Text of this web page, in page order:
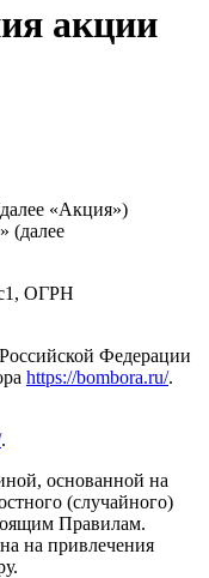
акции
«Акция»)
(далее
ОГРН
Федерации
https://bombora.ru/.
.
основанной на
(случайного)
Правилам.
на привлечения